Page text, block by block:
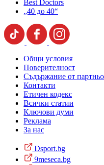
Best Doctors
„40 до 40“
Общи условия
Поверителност
Съдържание от
Контакти
Етичен кодекс
Всички статии
Ключови думи
Реклама
За нас
Dsport.bg
9meseca.bg